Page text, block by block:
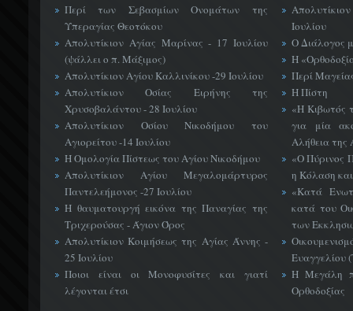
Περί των Σεβασμίων Ονομάτων της
Υπεραγίας Θεοτόκου
Απολυτίκιον Αγίας Μαρίνας - 17 Ιουλίου
(ψάλλει ο π. Μάξιμος)
Απολυτίκιον Αγίου Καλλινίκου -29 Ιουλίου
Απολυτίκιον Οσίας Ειρήνης της
Χρυσοβαλάντου - 28 Ιουλίου
Απολυτίκιον Οσίου Νικοδήμου του
Αγιορείτου -14 Ιουλίου
Η Ομολογία Πίστεως του Αγίου Νικοδήμου
Απολυτίκιον Αγίου Μεγαλομάρτυρος
Παντελεήμονος -27 Ιουλίου
Η θαυματουργή εικόνα της Παναγίας της
Τριχερούσας - Άγιον Όρος
Απολυτίκιον Κοιμήσεως της Αγίας Άννης -
25 Ιουλίου
Ποιοι είναι οι Μονοφυσίτες και γιατί
λέγονται έτσι
Ιουλίου
Ο Διάλογος
Η
Περί
Η Πίστη
«H Κιβωτός
για μία
Αλήθεια της
«Ο Πύρινος
η Κόλαση
«Κατά
κατά του
των
Ευαγγελίου
Η Μεγάλη
Ορθοδοξίας